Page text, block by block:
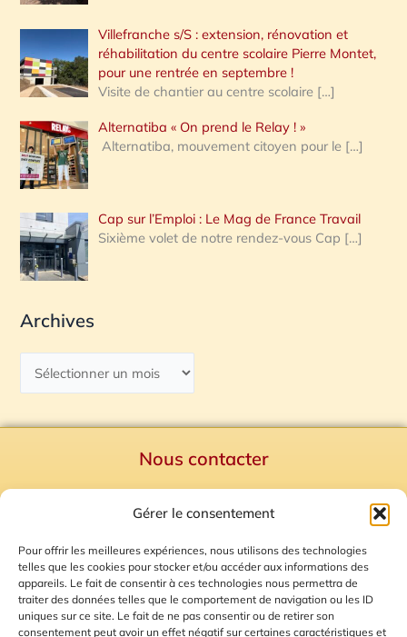
Gérer le consentement
Pour offrir les meilleures expériences, nous utilisons des technologies
telles que les cookies pour stocker et/ou accéder aux informations des
appareils. Le fait de consentir à ces technologies nous permettra de
traiter des données telles que le comportement de navigation ou les ID
uniques sur ce site. Le fait de ne pas consentir ou de retirer son
consentement peut avoir un effet négatif sur certaines caractéristiques et
Villefranche s/S : extension, rénovation et
réhabilitation du centre scolaire Pierre Montet,
pour une rentrée en septembre !
Visite de chantier au centre scolaire […]
Alternatiba « On prend le Relay ! »
Alternatiba, mouvement citoyen pour le […]
Cap sur l’Emploi : Le Mag de France Travail
Sixième volet de notre rendez-vous Cap […]
Archives
Nous contacter
Mentions Légales
Plan du site
Gestion des Cookies